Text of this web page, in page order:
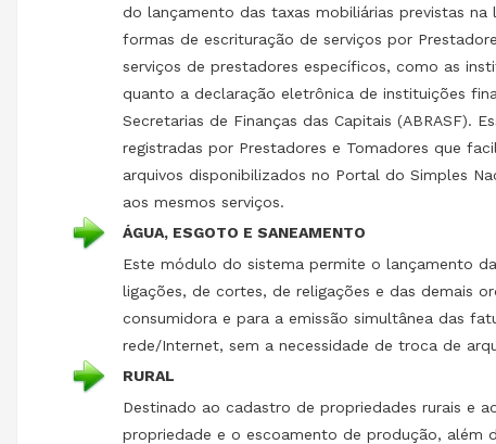
do lançamento das taxas mobiliárias previstas
formas de escrituração de serviços por
serviços de prestadores específicos, como as
quanto a declaração eletrônica de instituições
Secretarias de Finanças das Capitais (ABRASF).
registradas por Prestadores e Tomadores que
arquivos disponibilizados no Portal do Simples
aos mesmos serviços.
ÁGUA, ESGOTO E SANEAMENTO
Este módulo do sistema permite o lançamento
ligações, de cortes, de religações e das demais
consumidora e para a emissão simultânea das
rede/Internet, sem a necessidade de troca de
RURAL
Destinado ao cadastro de propriedades rurais e
propriedade e o escoamento de produção, além